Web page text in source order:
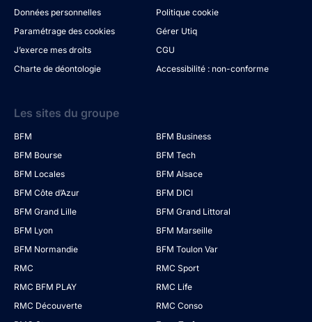
Données personnelles
Politique cookie
Paramétrage des cookies
Gérer Utiq
J’exerce mes droits
CGU
Charte de déontologie
Accessibilité : non-conforme
Les sites du groupe
BFM
BFM Business
BFM Bourse
BFM Tech
BFM Locales
BFM Alsace
BFM Côte d’Azur
BFM DICI
BFM Grand Lille
BFM Grand Littoral
BFM Lyon
BFM Marseille
BFM Normandie
BFM Toulon Var
RMC
RMC Sport
RMC BFM PLAY
RMC Life
RMC Découverte
RMC Conso